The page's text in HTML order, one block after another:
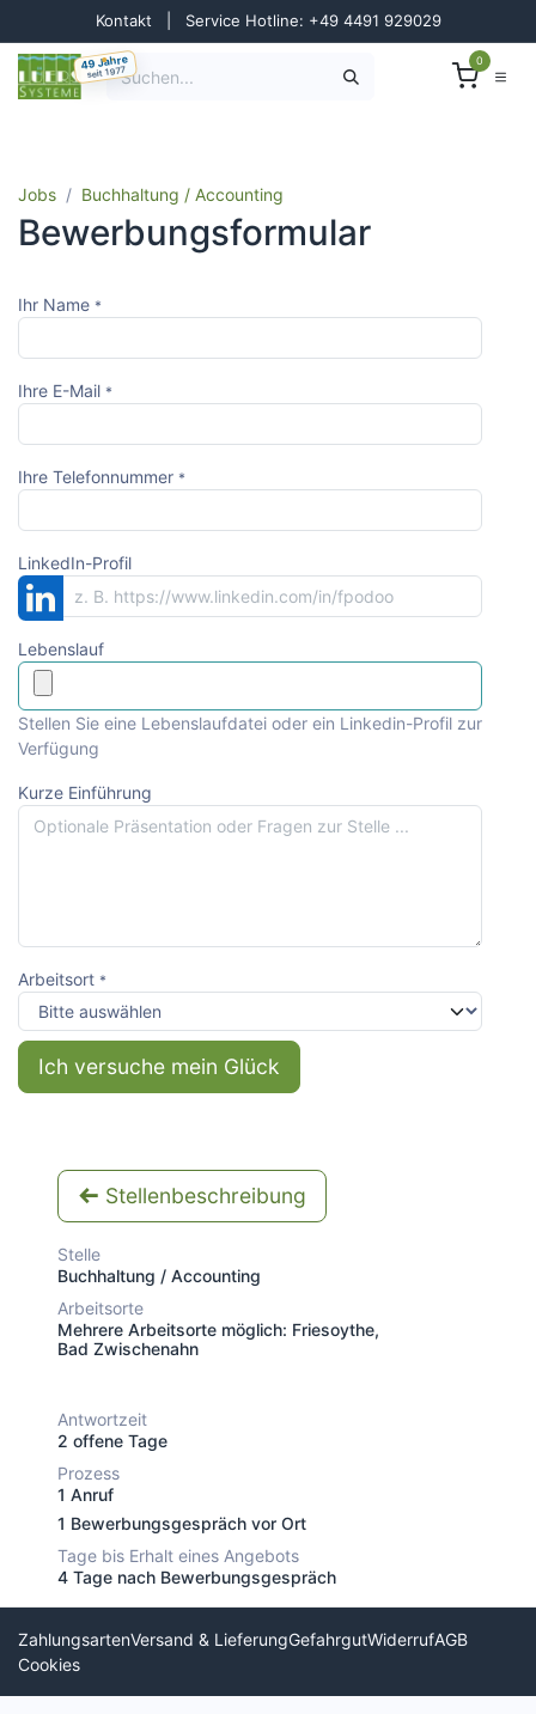
Zum Inhalt springen
Kontakt Service Hotline: +49 4491 929029
49 Jahre
seit 1977
0
Jobs Buchhaltung / Accounting
Bewerbungsformular
Ihr Name *
Ihre E-Mail *
Ihre Telefonnummer *
LinkedIn-Profil
Lebenslauf
Stellen Sie eine Lebenslaufdatei oder ein Linkedin-Profil zur
Verfügung
Kurze Einführung
Arbeitsort *
Ich versuche mein Glück
Stellenbeschreibung
Stelle
Buchhaltung / Accounting
Arbeitsorte
Mehrere Arbeitsorte möglich: Friesoythe,
Bad Zwischenahn
Antwortzeit
2 offene Tage
Prozess
1 Anruf
1 Bewerbungsgespräch vor Ort
Tage bis Erhalt eines Angebots
4 Tage nach Bewerbungsgespräch
ZahlungsartenVersand & LieferungGefahrgutWiderrufAGB
Cookies